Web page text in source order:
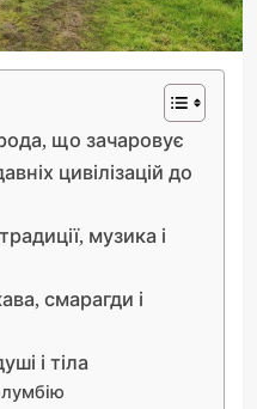
що зачаровує
цивілізацій до
музика і
смарагди і
і тіла